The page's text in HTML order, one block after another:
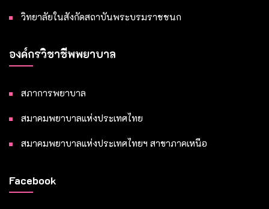
วิทยาลัยในสังกัดสถาบันพระบรมราชชนก
องค์กรวิชาชีพพยาบาล
สภาการพยาบาล
สมาคมพยาบาลแห่งประเทศไทย
สมาคมพยาบาลแห่งประเทศไทยฯ สาขาภาคเหนือ
Facebook